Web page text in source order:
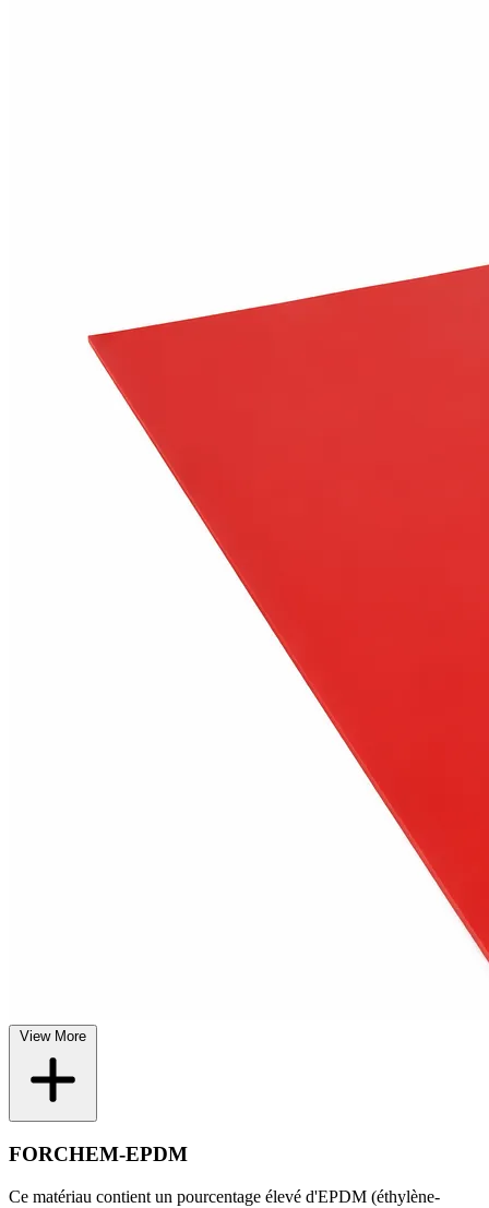
View More
FORCHEM-EPDM
Ce matériau contient un pourcentage élevé d'EPDM (éthylène-